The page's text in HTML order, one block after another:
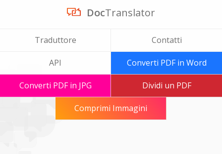
DocTranslator
Traduttore Contatti
API Converti PDF in Word
Converti PDF in JPG Dividi un PDF
Comprimi Immagini